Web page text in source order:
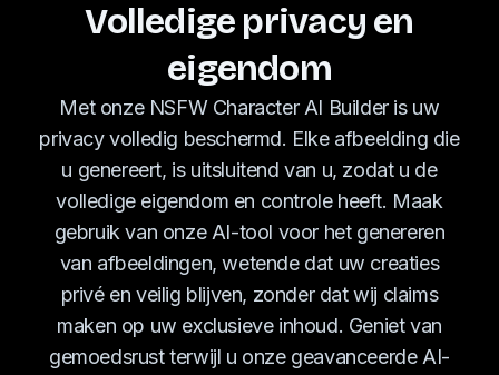
Volledige privacy en
eigendom
Met onze NSFW Character AI Builder is uw
privacy volledig beschermd. Elke afbeelding die
u genereert, is uitsluitend van u, zodat u de
volledige eigendom en controle heeft. Maak
gebruik van onze AI-tool voor het genereren
van afbeeldingen, wetende dat uw creaties
privé en veilig blijven, zonder dat wij claims
maken op uw exclusieve inhoud. Geniet van
gemoedsrust terwijl u onze geavanceerde AI-